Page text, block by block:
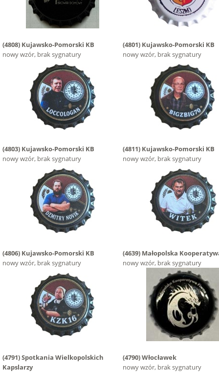
(4808) Kujawsko-Pomorski KB
nowy wzór, brak sygnatury
(4801) Kujawsko-Pomorski KB
nowy wzór, brak sygnatury
(4803) Kujawsko-Pomorski KB
nowy wzór, brak sygnatury
(4811) Kujawsko-Pomorski KB
nowy wzór, brak sygnatury
(4806) Kujawsko-Pomorski KB
nowy wzór, brak sygnatury
(4639) Małopolska
nowy wzór, brak sygnatury
(4791)Spotkania Wielkopolskich
Kapslarzy
(4790)Włocławek
nowy wzór, brak sygnatury